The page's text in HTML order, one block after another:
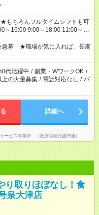
～16:00 9:00～18:00 11:00～
ません ※法令に基づき、週20時
象となります ※労働者派遣法
、短時間・短期間の就業はご
募 ★職場が気に入れば、長期
代活躍中 / 副業・WワークOK /
上の大量募集 / 電話対応なし / パ
詳細へ
ービス事業部 （医療福祉介護関連）
り取りほぼなし！食
泉大津店